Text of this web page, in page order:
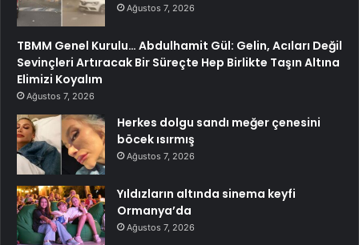
Ağustos 7, 2026
TBMM Genel Kurulu… Abdulhamit Gül: Gelin, Acıları Değil
Sevinçleri Artıracak Bir Süreçte Hep Birlikte Taşın Altına
Elimizi Koyalım
Ağustos 7, 2026
Herkes dolgu sandı meğer çenesini
böcek ısırmış
Ağustos 7, 2026
Yıldızların altında sinema keyfi
Ormanya’da
Ağustos 7, 2026